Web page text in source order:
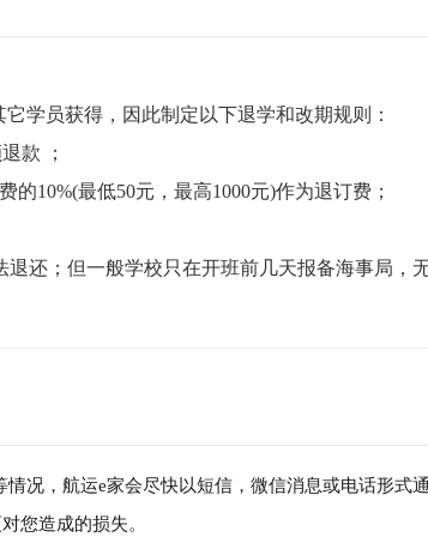
学员获得，因此制定以下退学和改期规则：
款 ；
10%(最低50元，最高1000元)作为退订费；
还；但一般学校只在开班前几天报备海事局，
况，航运e家会尽快以短信，微信消息或电话形式
您造成的损失。